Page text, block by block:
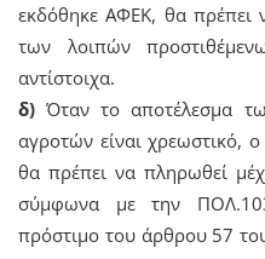
εκδόθηκε ΑΦΕΚ, θα πρέπει
των λοιπών
αντίστοιχα.
δ) Όταν το αποτέλεσμα
αγροτών είναι χρεωστικό,
θα πρέπει να πληρωθεί
σύμφωνα με την
πρόστιμο του άρθρου 57